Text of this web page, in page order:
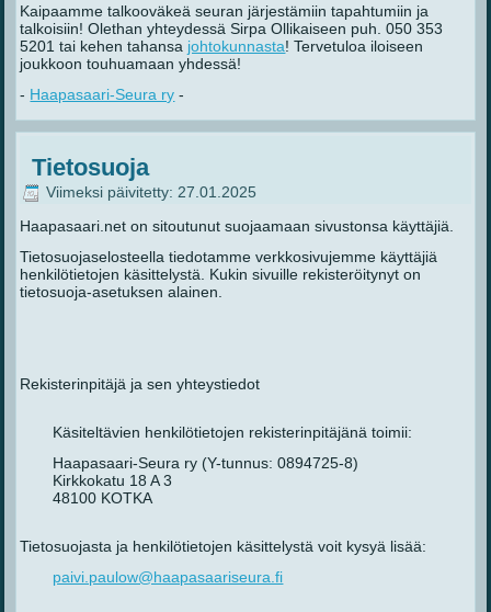
Kaipaamme talkooväkeä seuran järjestämiin tapahtumiin ja
talkoisiin! Olethan yhteydessä Sirpa Ollikaiseen puh. 050 353
5201 tai kehen tahansa johtokunnasta! Tervetuloa iloiseen
joukkoon touhuamaan yhdessä!
- Haapasaari-Seura ry -
Tietosuoja
Viimeksi päivitetty: 27.01.2025
Haapasaari.net on sitoutunut suojaamaan sivustonsa käyttäjiä.
Tietosuojaselosteella tiedotamme verkkosivujemme käyttäjiä
henkilötietojen käsittelystä. Kukin sivuille rekisteröitynyt on
tietosuoja-asetuksen alainen.
Rekisterinpitäjä ja sen yhteystiedot
Käsiteltävien henkilötietojen rekisterinpitäjänä toimii:
Haapasaari-Seura ry (Y-tunnus: 0894725-8)
Kirkkokatu 18 A 3
48100 KOTKA
Tietosuojasta ja henkilötietojen käsittelystä voit kysyä lisää:
paivi.paulow@haapasaariseura.fi